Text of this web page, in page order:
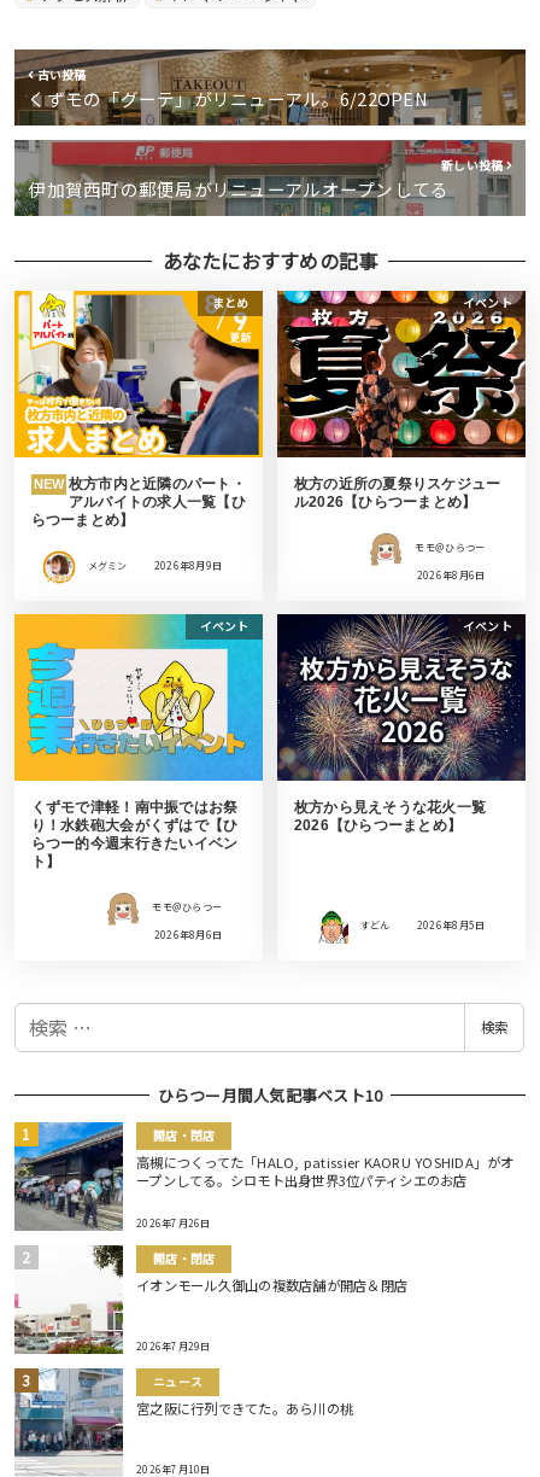
古い投稿
くずモの「グーテ」がリニューアル。6/22OPEN
新しい投稿
伊加賀西町の郵便局がリニューアルオープンしてる
あなたにおすすめの記事
まとめ
NEW 枚方市内と近隣のパート・
アルバイトの求人一覧【ひ
らつーまとめ】
メグミン 2026年8月9日
イベント
枚方の近所の夏祭りスケジュー
ル2026【ひらつーまとめ】
モモ＠ひらつー
2026年8月6日
イベント
くずモで津軽！南中振ではお祭
り！水鉄砲大会がくずはで【ひ
らつー的今週末行きたいイベン
ト】
モモ＠ひらつー
2026年8月6日
イベント
枚方から見えそうな花火一覧
2026【ひらつーまとめ】
すどん 2026年8月5日
検
検索
ひらつー月間人気記事ベスト10
開店・閉店
高槻につくってた「HALO, patissier KAORU YOSHIDA」がオ
ープンしてる。シロモト出身世界3位パティシエのお店
2026年7月26日
開店・閉店
イオンモール久御山の複数店舗が開店＆閉店
2026年7月29日
ニュース
宮之阪に行列できてた。あら川の桃
2026年7月10日